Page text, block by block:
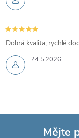
24.5.2026
Dobrá kvalita, rychlé
Mějte